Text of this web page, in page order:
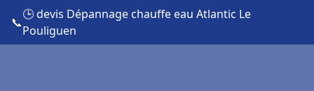
📞
🕒 devis Dépannage chauffe eau Atlantic Le
Pouliguen